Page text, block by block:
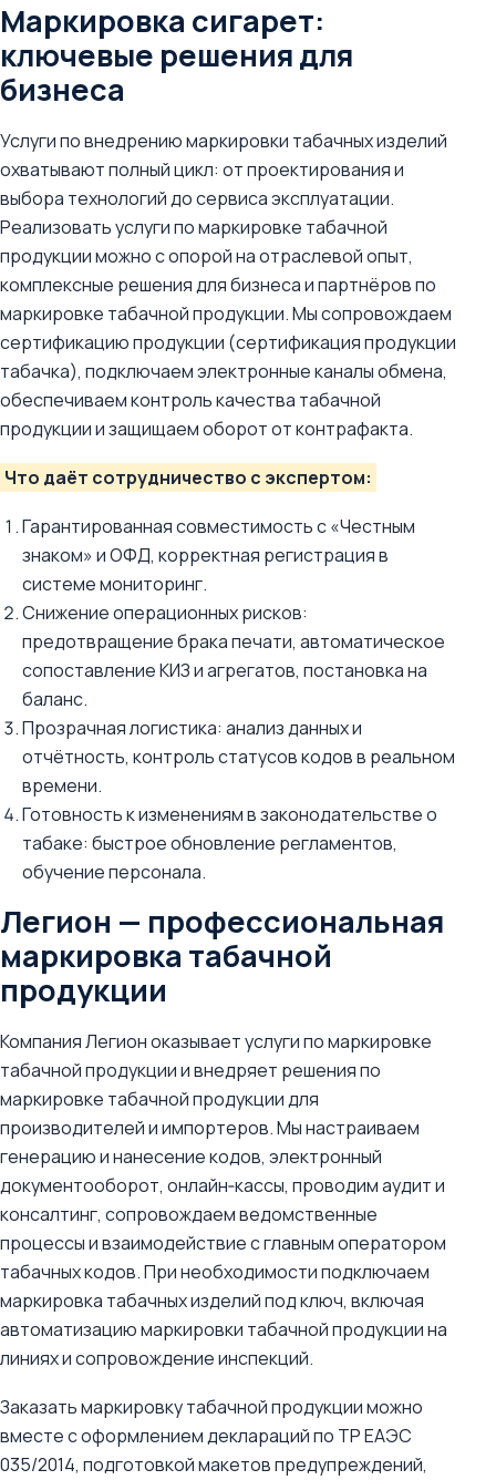
Маркировка сигарет:
ключевые решения для
бизнеса
Услуги по внедрению маркировки табачных изделий
охватывают полный цикл: от проектирования и
выбора технологий до сервиса эксплуатации.
Реализовать услуги по маркировке табачной
продукции можно с опорой на отраслевой опыт,
комплексные решения для бизнеса и партнёров по
маркировке табачной продукции. Мы сопровождаем
сертификацию продукции (сертификация продукции
табачка), подключаем электронные каналы обмена,
обеспечиваем контроль качества табачной
продукции и защищаем оборот от контрафакта.
Что даёт сотрудничество с экспертом:
Гарантированная совместимость с «Честным
знаком» и ОФД, корректная регистрация в
системе мониторинг.
Снижение операционных рисков:
предотвращение брака печати, автоматическое
сопоставление КИЗ и агрегатов, постановка на
баланс.
Прозрачная логистика: анализ данных и
отчётность, контроль статусов кодов в реальном
времени.
Готовность к изменениям в законодательстве о
табаке: быстрое обновление регламентов,
обучение персонала.
Легион — профессиональная
маркировка табачной
продукции
Компания Легион оказывает услуги по маркировке
табачной продукции и внедряет решения по
маркировке табачной продукции для
производителей и импортеров. Мы настраиваем
генерацию и нанесение кодов, электронный
документооборот, онлайн‑кассы, проводим аудит и
консалтинг, сопровождаем ведомственные
процессы и взаимодействие с главным оператором
табачных кодов. При необходимости подключаем
маркировка табачных изделий под ключ, включая
автоматизацию маркировки табачной продукции на
линиях и сопровождение инспекций.
Заказать маркировку табачной продукции можно
вместе с оформлением деклараций по ТР ЕАЭС
035/2014, подготовкой макетов предупреждений,